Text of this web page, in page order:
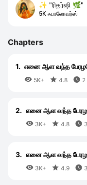
✨ "ரிதர்ஷி 🌿"
5K ஃபாலோவர்ஸ்
Chapters
1. எனை ஆள வந்த
 5K+  4.8  2
2. எனை ஆள வந்த
 3K+  4.8 
3. எனை ஆள வந்த
 3K+  4.9 